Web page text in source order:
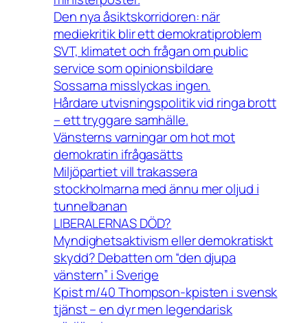
Den nya åsiktskorridoren: när
mediekritik blir ett demokratiproblem
SVT, klimatet och frågan om public
service som opinionsbildare
Sossarna misslyckas ingen.
Hårdare utvisningspolitik vid ringa brott
– ett tryggare samhälle.
Vänsterns varningar om hot mot
demokratin ifrågasätts
Miljöpartiet vill trakassera
stockholmarna med ännu mer oljud i
tunnelbanan
LIBERALERNAS DÖD?
Myndighetsaktivism eller demokratiskt
skydd? Debatten om “den djupa
vänstern” i Sverige
Kpist m/40 Thompson-kpisten i svensk
tjänst – en dyr men legendarisk